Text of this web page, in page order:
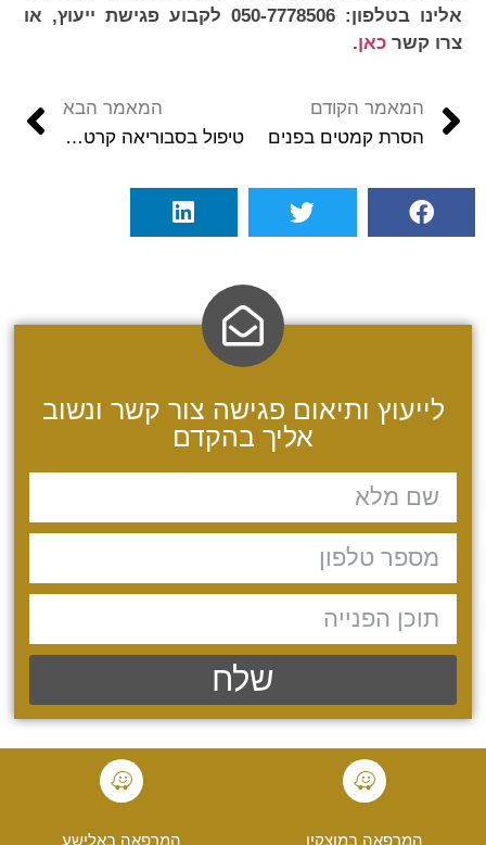
אלינו בטלפון: 050-7778506 לקבוע פגישת ייעוץ, או
צרו קשרכאן.
המאמר הקודם
הסרת קמטים בפנים
המאמר הבא
טיפול בסבוריאה קרטוזיס
לייעוץ ותיאום פגישה צור קשר ונשוב
אליך בהקדם
שלח
המרפאה במוצקין המרפאה באלישע